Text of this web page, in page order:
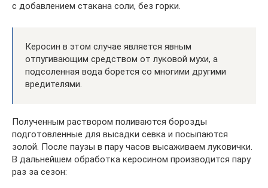
с добавлением стакана соли, без горки.
Керосин в этом случае является явным
отпугивающим средством от луковой мухи, а
подсоленная вода борется со многими другими
вредителями.
Полученным раствором поливаются борозды
подготовленные для высадки севка и посыпаются
золой. После паузы в пару часов высаживаем луковички.
В дальнейшем обработка керосином производится пару
раз за сезон: